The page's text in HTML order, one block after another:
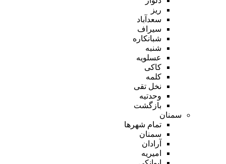
ریز
سعدآباد
سیراف
شبانکاره
شنبه
عسلویه
کاکی
کلمه
نخل تقی
وحدتیه
بازگشت
سمنان
تمام شهر‌ها
سمنان
آرادان
امیریه